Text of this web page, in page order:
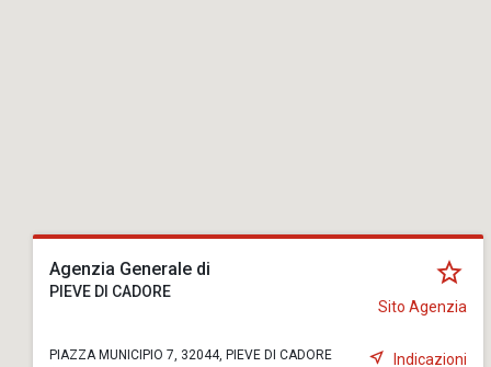
Agenzia Generale di
PIEVE DI CADORE
Sito Agenzia
PIAZZA MUNICIPIO 7, 32044, PIEVE DI CADORE
Indicazioni